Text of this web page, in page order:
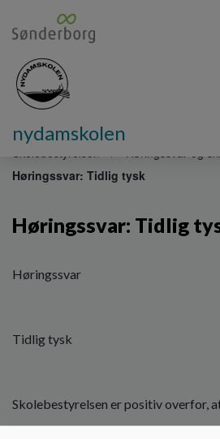
nydamskolen
Skolebestyrelsen
Høringssvar og
Høringssvar: Tidlig tysk
Høringssvar: Tidlig
Høringssvar
Tidlig tysk
Skolebestyrelsen er positiv overfor,